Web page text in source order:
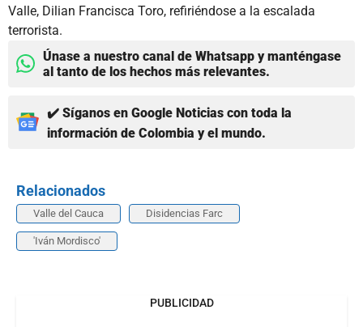
Valle, Dilian Francisca Toro, refiriéndose a la escalada
terrorista.
Únase a nuestro canal de Whatsapp y manténgase
al tanto de los hechos más relevantes.
✔️ Síganos en Google Noticias con toda la
información de Colombia y el mundo.
Relacionados
Valle del Cauca Disidencias Farc
'Iván Mordisco'
PUBLICIDAD